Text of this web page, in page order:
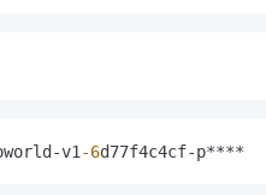
v1-6d77f4c4cf-p****